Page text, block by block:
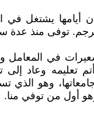
يشتغل في
توفى منذ عدة
في
تعليمه وعاد
وهو الذي
أول من توفي منا.